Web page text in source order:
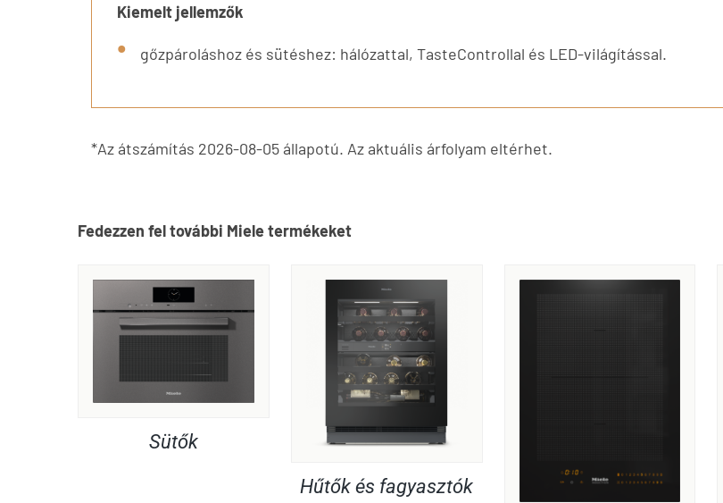
Kiemelt jellemzők
gőzpároláshoz és sütéshez: hálózattal, TasteControllal és LED-világítással.
*Az átszámítás 2026-08-05 állapotú. Az aktuális árfolyam eltérhet.
Fedezzen fel további Miele termékeket
Sütők
Hűtők és fagyasztók